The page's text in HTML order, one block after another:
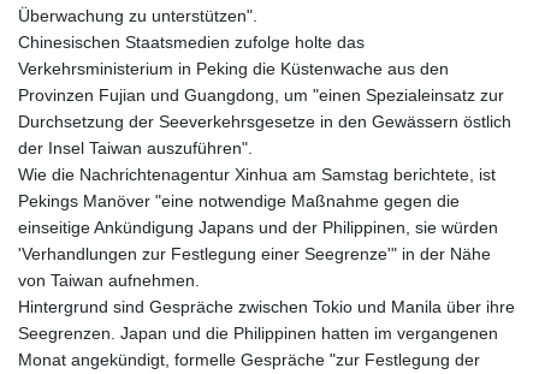
Überwachung zu unterstützen".
Chinesischen Staatsmedien zufolge holte das
Verkehrsministerium in Peking die Küstenwache aus den
Provinzen Fujian und Guangdong, um "einen Spezialeinsatz zur
Durchsetzung der Seeverkehrsgesetze in den Gewässern östlich
der Insel Taiwan auszuführen".
Wie die Nachrichtenagentur Xinhua am Samstag berichtete, ist
Pekings Manöver "eine notwendige Maßnahme gegen die
einseitige Ankündigung Japans und der Philippinen, sie würden
'Verhandlungen zur Festlegung einer Seegrenze'" in der Nähe
von Taiwan aufnehmen.
Hintergrund sind Gespräche zwischen Tokio und Manila über ihre
Seegrenzen. Japan und die Philippinen hatten im vergangenen
Monat angekündigt, formelle Gespräche "zur Festlegung der